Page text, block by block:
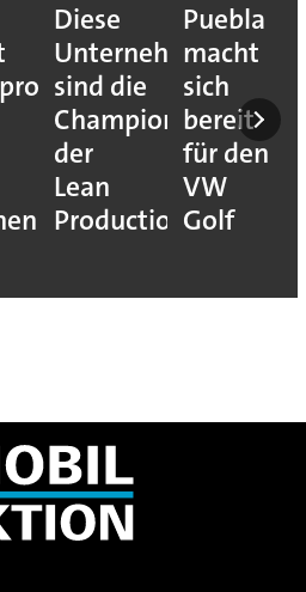
Diese
Unternehmen
sind die
Champions
der
Lean
Production
Puebla
macht
sich
bereit
für den
VW
Golf